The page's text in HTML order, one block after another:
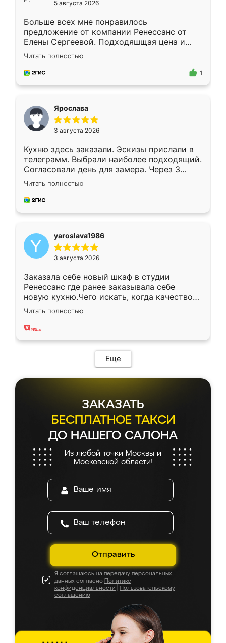
5 августа 2026
Больше всех мне понравилось
предложение от компании Ренессанс от
Елены Сергеевой. Подходяшщая цена и
короткие сроки изготовления. Приехавший
для замера сотрудник Владислав
предложил по моему эскизу самый
Читать полностью
1
Ярослава
3 августа 2026
Кухню здесь заказали. Эскизы прислали в
телеграмм. Выбрали наиболее подходящий.
Согласовали день для замера. Через 3
недели кухня была уже готова. Остались
довольны работой. Спасибо Ренессанс
мебель за качественную работу!
Читать полностью
yaroslava1986
3 августа 2026
Заказала себе новый шкаф в студии
Ренессанс где ранее заказывала себе
новую кухню.Чего искать, когда качеством
вполне довольна. Служит кухня уже почти
два года, нареканий нет.
Читать полностью
Еще
ЗАКАЗАТЬ
БЕСПЛАТНОЕ ТАКСИ
ДО НАШЕГО САЛОНА
Из любой точки Москвы и
Московской области!
Отправить
Я соглашаюсь на передачу персональных
данных согласно Политике
конфиденциальности
Пользовательскому
соглашению